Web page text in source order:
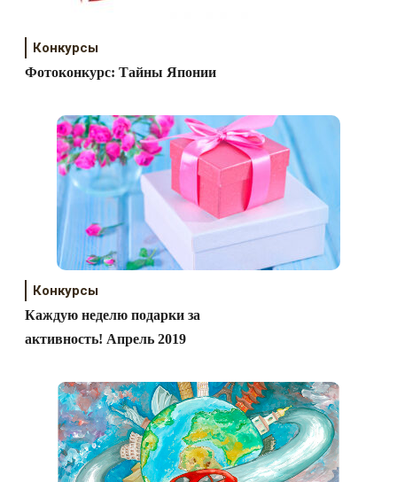
Конкурсы
Фотоконкурс: Тайны Японии
Конкурсы
Каждую неделю подарки за
активность! Апрель 2019